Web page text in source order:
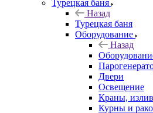
Турецкая баня
Назад
Турецкая баня
Оборудование
Назад
Двери
Освещение
Краны,
Курны и